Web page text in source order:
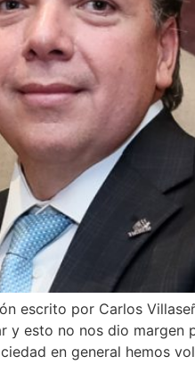
escrito por Carlos
y esto no nos dio margen
en general hemos